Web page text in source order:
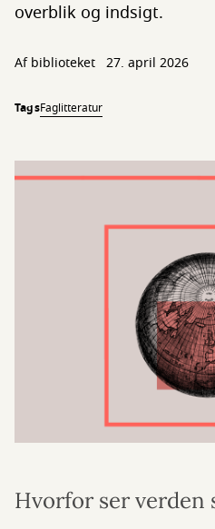
overblik og indsigt.
Af biblioteket 27. april 2026
TagsFaglitteratur
Hvorfor ser verden